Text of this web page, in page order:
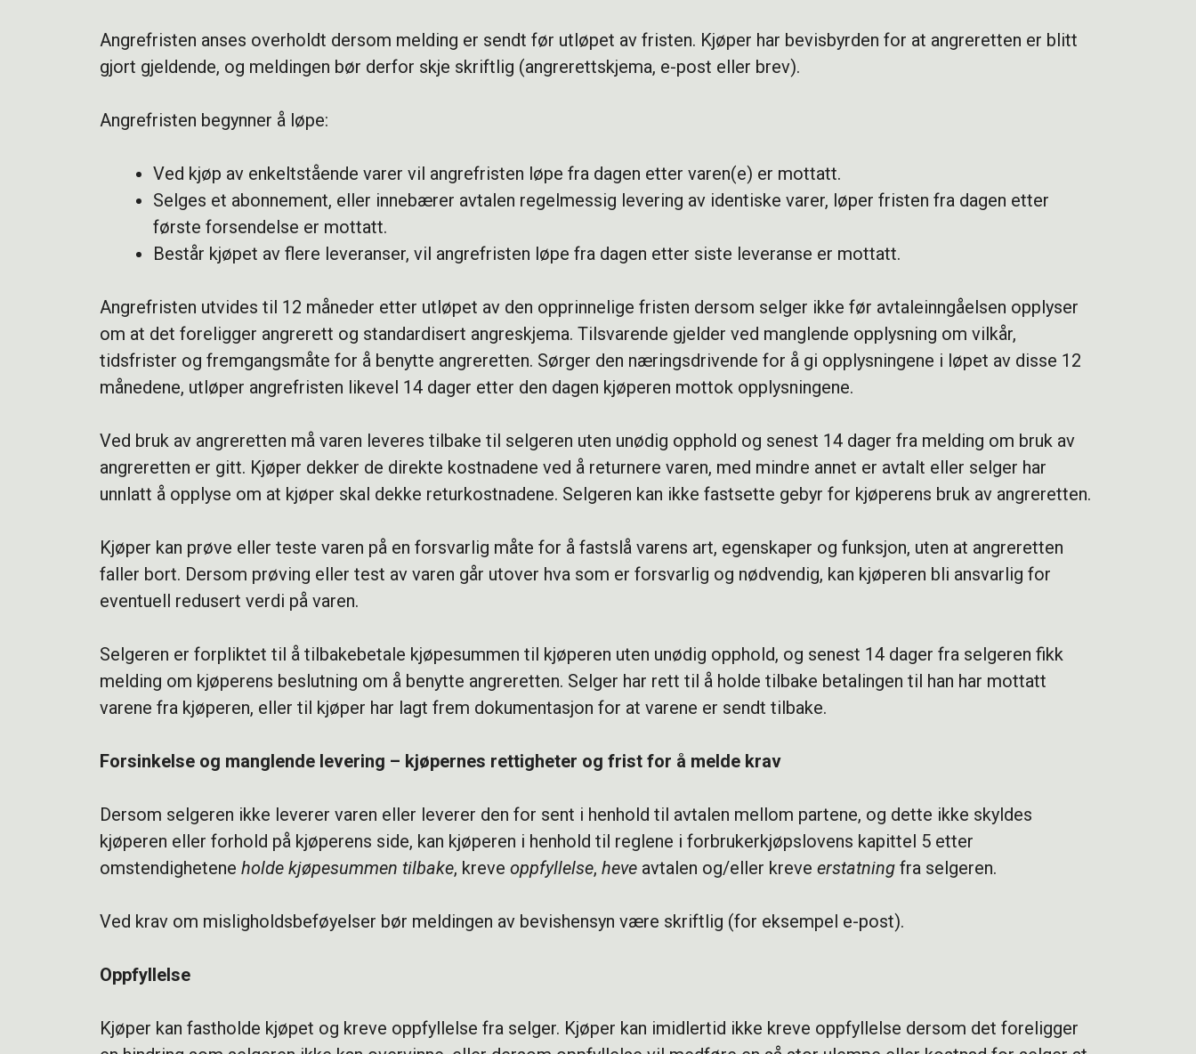
Angrefristen anses overholdt dersom melding er sendt før utløpet av fristen. Kjøper har bevisbyrden for at angreretten er blitt
gjort gjeldende, og meldingen bør derfor skje skriftlig (angrerettskjema, e-post eller brev).
Angrefristen begynner å løpe:
Ved kjøp av enkeltstående varer vil angrefristen løpe fra dagen etter varen(e) er mottatt.
Selges et abonnement, eller innebærer avtalen regelmessig levering av identiske varer, løper fristen fra dagen etter
første forsendelse er mottatt.
Består kjøpet av flere leveranser, vil angrefristen løpe fra dagen etter siste leveranse er mottatt.
Angrefristen utvides til 12 måneder etter utløpet av den opprinnelige fristen dersom selger ikke før avtaleinngåelsen opplyser
om at det foreligger angrerett og standardisert angreskjema. Tilsvarende gjelder ved manglende opplysning om vilkår,
tidsfrister og fremgangsmåte for å benytte angreretten. Sørger den næringsdrivende for å gi opplysningene i løpet av disse 12
månedene, utløper angrefristen likevel 14 dager etter den dagen kjøperen mottok opplysningene.
Ved bruk av angreretten må varen leveres tilbake til selgeren uten unødig opphold og senest 14 dager fra melding om bruk av
angreretten er gitt. Kjøper dekker de direkte kostnadene ved å returnere varen, med mindre annet er avtalt eller selger har
unnlatt å opplyse om at kjøper skal dekke returkostnadene. Selgeren kan ikke fastsette gebyr for kjøperens bruk av angreretten.
Kjøper kan prøve eller teste varen på en forsvarlig måte for å fastslå varens art, egenskaper og funksjon, uten at angreretten
faller bort. Dersom prøving eller test av varen går utover hva som er forsvarlig og nødvendig, kan kjøperen bli ansvarlig for
eventuell redusert verdi på varen.
Selgeren er forpliktet til å tilbakebetale kjøpesummen til kjøperen uten unødig opphold, og senest 14 dager fra selgeren fikk
melding om kjøperens beslutning om å benytte angreretten. Selger har rett til å holde tilbake betalingen til han har mottatt
varene fra kjøperen, eller til kjøper har lagt frem dokumentasjon for at varene er sendt tilbake.
Forsinkelse og manglende levering – kjøpernes rettigheter og frist for å melde krav
Dersom selgeren ikke leverer varen eller leverer den for sent i henhold til avtalen mellom partene, og dette ikke skyldes
kjøperen eller forhold på kjøperens side, kan kjøperen i henhold til reglene i forbrukerkjøpslovens kapittel 5 etter
omstendighetene holde kjøpesummen tilbake, kreve oppfyllelse, heve avtalen og/eller kreve erstatning fra selgeren.
Ved krav om misligholdsbeføyelser bør meldingen av bevishensyn være skriftlig (for eksempel e-post).
Oppfyllelse
Kjøper kan fastholde kjøpet og kreve oppfyllelse fra selger. Kjøper kan imidlertid ikke kreve oppfyllelse dersom det foreligger